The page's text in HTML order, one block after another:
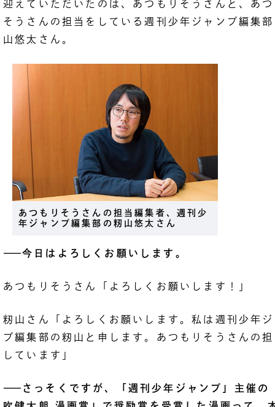
迎えていただいたのは、あつもりそうさんと、あ
そうさんの担当をしている週刊少年ジャンプ編集
山悠太さん。
あつもりそうさんの担当編集者、週刊少
年ジャンプ編集部の籾山悠太さん
――今日はよろしくお願いします。
あつもりそうさん「よろしくお願いします！」
籾山さん「よろしくお願いします。私は週刊少年
プ編集部の籾山と申します。あつもりそうさんの
しています」
―― さっそくですが、「週刊少年ジャンプ」主催の